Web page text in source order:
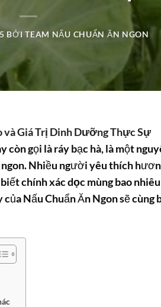
BỞITEAM NẤU CHUẨN ĂN NGON
và Giá Trị Dinh Dưỡng Thực Sự
còn gọi là ráy bạc hà, là một
Nhiều người yêu thích
chính xácdọc mùng bao nhiêu
Nấu Chuẩn Ăn Ngon sẽ cùng